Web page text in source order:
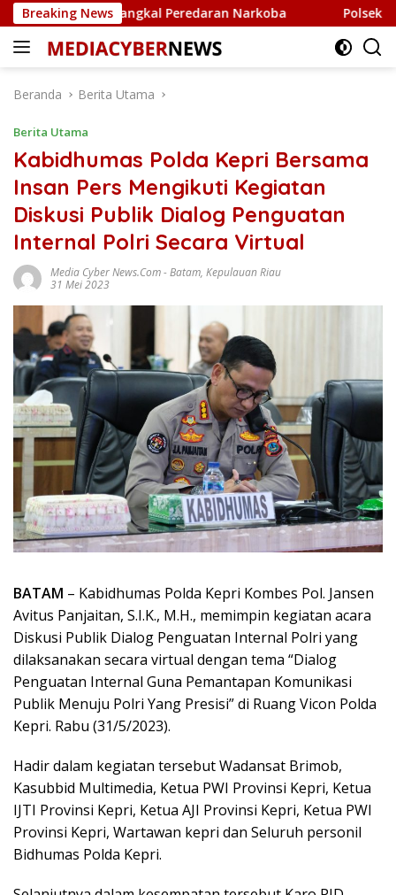
Langsung
ke
konten
Breaking News
Tangkal Peredaran Narkoba Polsek Bintan Timur
Beranda Berita Utama
Berita Utama
Kabidhumas Polda Kepri Bersama
Insan Pers Mengikuti Kegiatan
Diskusi Publik Dialog Penguatan
Internal Polri Secara Virtual
Media Cyber News.Com-Batam, Kepulauan Riau
31 Mei 2023
BATAM – Kabidhumas Polda Kepri Kombes Pol. Jansen
Avitus Panjaitan, S.I.K., M.H., memimpin kegiatan acara
Diskusi Publik Dialog Penguatan Internal Polri yang
dilaksanakan secara virtual dengan tema “Dialog
Penguatan Internal Guna Pemantapan Komunikasi
Publik Menuju Polri Yang Presisi” di Ruang Vicon Polda
Kepri. Rabu (31/5/2023).
Hadir dalam kegiatan tersebut Wadansat Brimob,
Kasubbid Multimedia, Ketua PWI Provinsi Kepri, Ketua
IJTI Provinsi Kepri, Ketua AJI Provinsi Kepri, Ketua PWI
Provinsi Kepri, Wartawan kepri dan Seluruh personil
Bidhumas Polda Kepri.